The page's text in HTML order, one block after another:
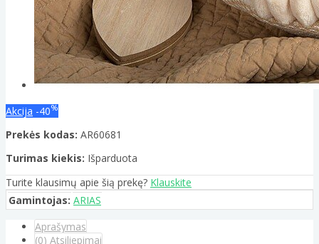
Akcija -40%
Prekės kodas: AR60681
Turimas kiekis: Išparduota
Turite klausimų apie šią prekę? Klauskite
Gamintojas: ARIAS
Aprašymas
(0) Atsiliepimai